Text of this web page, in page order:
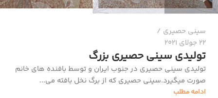
سینی حصیری
22 جولای 2021
تولیدی سینی حصیری بزرگ
تولیدی سینی حصیری در جنوب ایران و توسط بافنده های خانم
صورت میگیرد.سینی حصیری که از برگ نخل بافته می...
ادامه مطلب